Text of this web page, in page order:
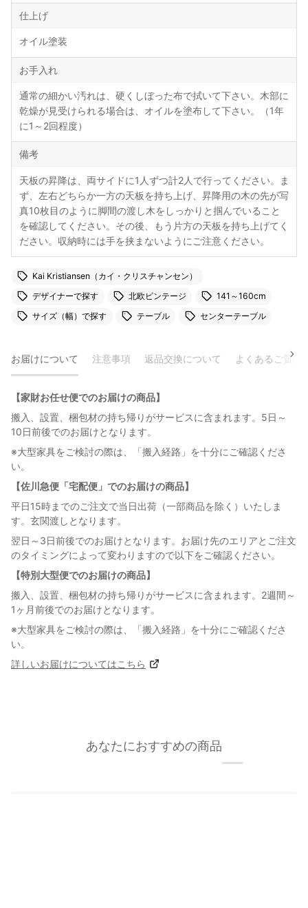
仕上げ
オイル塗装
お手入れ
通常の細かい汚れは、硬くしぼった布で拭いて下さい。木部に
乾燥が見受けられる場合は、オイルを塗布して下さい。（1年
に1～2回程度）
備考
天板の昇降は、両サイドに1人ずつ計2人で行ってください。ま
ず、左右どちらか一方の天板を持ち上げ、昇降用の木の先が写
真10枚目のように脚間の渡し木をしっかりと掴んでいること
を確認してください。その後、もう片方の天板を持ち上げてく
ださい。収納時には手を挟まないようにご注意ください。
Kai Kristiansen（カイ・クリスチャンセン）
デザイナーで探す
北欧ビンテージ
141～160cm
サイズ（幅）で探す
テーブル センターテーブル
お届けについて 注意事項 返品交換について よくあるご質問
【家財お任せ便でのお届けの商品】
搬入、設置、梱包材の持ち帰りがサービスに含まれます。5日～
10日前後でのお届けとなります。
※大型家具をご検討の際は、「搬入経路」を十分にご確認くださ
い。
【佐川急便「宅配便」でのお届けの商品】
平日15時までのご注文で当日出荷（一部商品を除く）いたしま
す。玄関渡しとなります。
翌日～3日前後でのお届けとなります。お届け先のエリアとご注文
のタイミングによって変わりますので以下をご確認ください。
【特別大型便でのお届けの商品】
搬入、設置、梱包材の持ち帰りがサービスに含まれます。2週間～
1ヶ月前後でのお届けとなります。
※大型家具をご検討の際は、「搬入経路」を十分にご確認くださ
い。
詳しいお届けについてはこちら
あなたにおすすめの商品